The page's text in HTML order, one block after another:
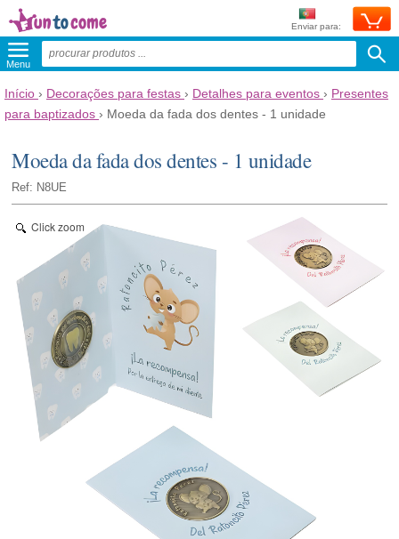
Enviar para:
Menu
Início › Decorações para festas › Detalhes para eventos › Presentes
para baptizados › Moeda da fada dos dentes - 1 unidade
Moeda da fada dos dentes - 1 unidade
Ref: N8UE
Click zoom